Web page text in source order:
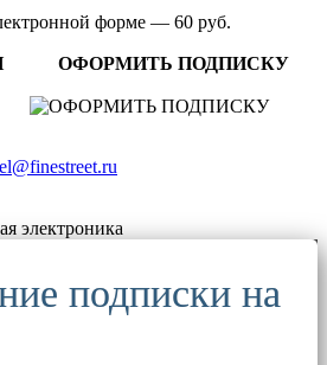
форме — 60 руб.
ОФОРМИТЬ ПОДПИСКУ
электроника
подписки на